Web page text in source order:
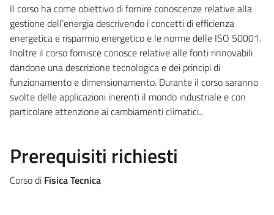
Il corso ha come obiettivo di fornire conoscenze relative alla
gestione dell’energia descrivendo i concetti di efficienza
energetica e risparmio energetico e le norme delle ISO 50001.
Inoltre il corso fornisce conosce relative alle fonti rinnovabili
dandone una descrizione tecnologica e dei principi di
funzionamento e dimensionamento. Durante il corso saranno
svolte delle applicazioni inerenti il mondo industriale e con
particolare attenzione ai cambiamenti climatici..
Prerequisiti richiesti
Corso di Fisica Tecnica